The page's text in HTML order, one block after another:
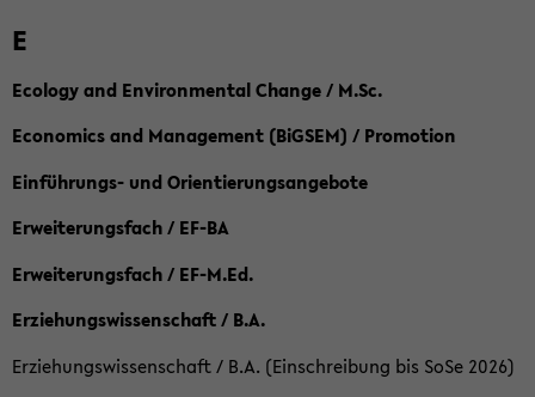
E
Ecology and Environmental Change / M.Sc.
Economics and Management (BiGSEM) / Promotion
Einführungs- und Orientierungsangebote
Erweiterungsfach / EF-BA
Erweiterungsfach / EF-M.Ed.
Erziehungswissenschaft / B.A.
Erziehungswissenschaft / B.A. (Einschreibung bis SoSe 2026)